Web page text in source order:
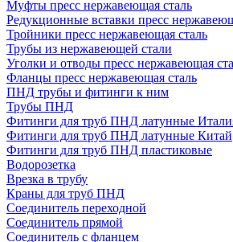
Муфты пресс нержавеющая сталь
Редукционные вставки пресс
Тройники пресс нержавеющая сталь
Трубы из нержавеющей стали
Уголки и отводы пресс нержавеющая
Фланцы пресс нержавеющая сталь
ПНД трубы и фитинги к ним
Трубы ПНД
Фитинги для труб ПНД латунные
Фитинги для труб ПНД латунные Китай
Фитинги для труб ПНД пластиковые
Водорозетка
Врезка в трубу
Краны для труб ПНД
Соединитель переходной
Соединитель прямой
Соединитель с фланцем